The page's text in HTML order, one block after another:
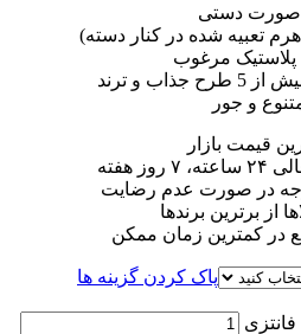
صورت دستی
تعبیه شده در کنار دسته)
مرغوب
و ترند
و جور
قیمت بازار
هفته
در صورت عدم رضایت
از برترین برندها
در کمترین زمان ممکن
پاک کردن گزینه ها